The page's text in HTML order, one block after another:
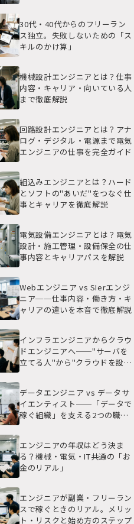
30代・40代からのフリーラン
ス独立。失敗しないための「ス
キルのかけ算」
機械設計エンジニアとは？仕事
内容・キャリア・向いている人
まで徹底解説
回路設計エンジニアとは？アナ
ログ・デジタル・電源まで電気
エンジニアの仕事を完全ガイド
組込みエンジニアとは？ハード
とソフトの"あいだ"をつなぐ仕
事とキャリアを徹底解説
電気設備エンジニアとは？電気
設計・施工管理・設備保全の仕
事内容とキャリアパスを解説
Webエンジニア vs SIerエンジ
ニア──仕事内容・働き方・キ
ャリアの違いを本音で徹底解説
インフラエンジニアからクラウ
ドエンジニアへ──"サーバを
立てる人"から"クラウドを設計
データエンジニア vs データサ
イエンティスト──「データで
稼ぐ組織」を支える2つの職種
エンジニアの年収はどう決ま
る？機械・電気・IT共通の「お
金のリアル」
エンジニアが副業・フリーラン
スで稼ぐときのリアル。メリッ
ト・リスクと始め方のステップ